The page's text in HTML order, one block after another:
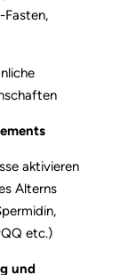
Fasten,
aktivieren
Alterns
etc.)
und